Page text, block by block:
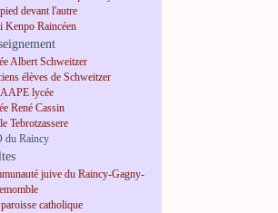
devant l'autre
Kenpo Raincéen
Albert Schweitzer
élèves de Schweitzer
lycée
René Cassin
Tebrotzassere
du Raincy
juive du Raincy-Gagny-
catholique